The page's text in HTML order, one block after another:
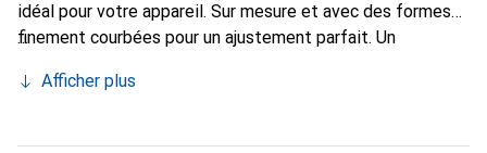
idéal pour votre appareil. Sur mesure et avec des formes
finement courbées pour un ajustement parfait. Un
smartphone. La marque Noreve est reconnue
constitue toujours un bon choix pour le client exigeant.
Afficher plus